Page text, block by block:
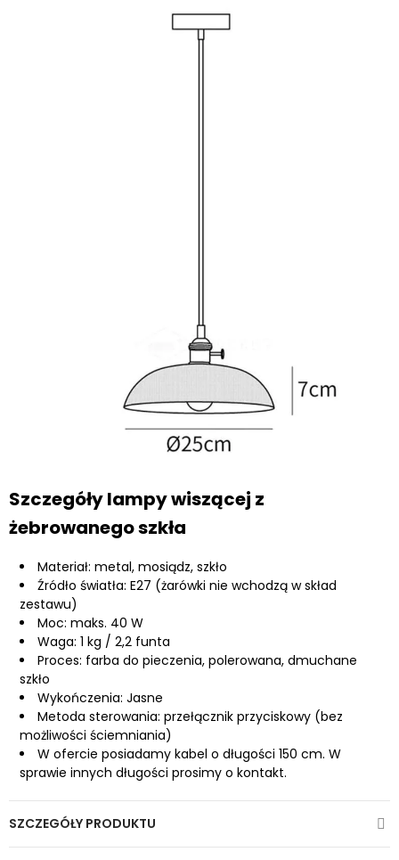
Szczegóły lampy wiszącej z
żebrowanego szkła
Materiał: metal, mosiądz, szkło
Źródło światła: E27 (żarówki nie wchodzą w skład
zestawu)
Moc: maks. 40 W
Waga: 1 kg / 2,2 funta
Proces: farba do pieczenia, polerowana, dmuchane
szkło
Wykończenia: Jasne
Metoda sterowania: przełącznik przyciskowy (bez
możliwości ściemniania)
W ofercie posiadamy kabel o długości 150 cm. W
sprawie innych długości prosimy o kontakt.
SZCZEGÓŁY PRODUKTU